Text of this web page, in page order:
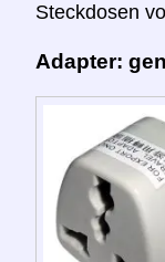
Steckdosen
Adapter: